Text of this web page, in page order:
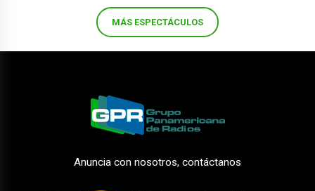
MÁS ESPECTÁCULOS
Anuncia con nosotros, contáctanos